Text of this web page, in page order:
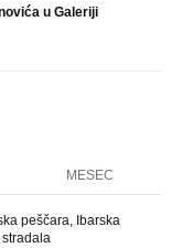
u Galeriji
MESEC
peščara, Ibarska